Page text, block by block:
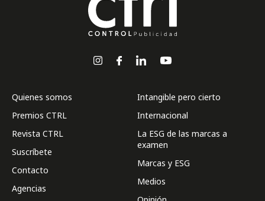
Quienes somos
Premios CTRL
Revista CTRL
Suscríbete
Contacto
Agencias
Intangible pero cierto
Internacional
La ESG de las marcas a
examen
Marcas y ESG
Medios